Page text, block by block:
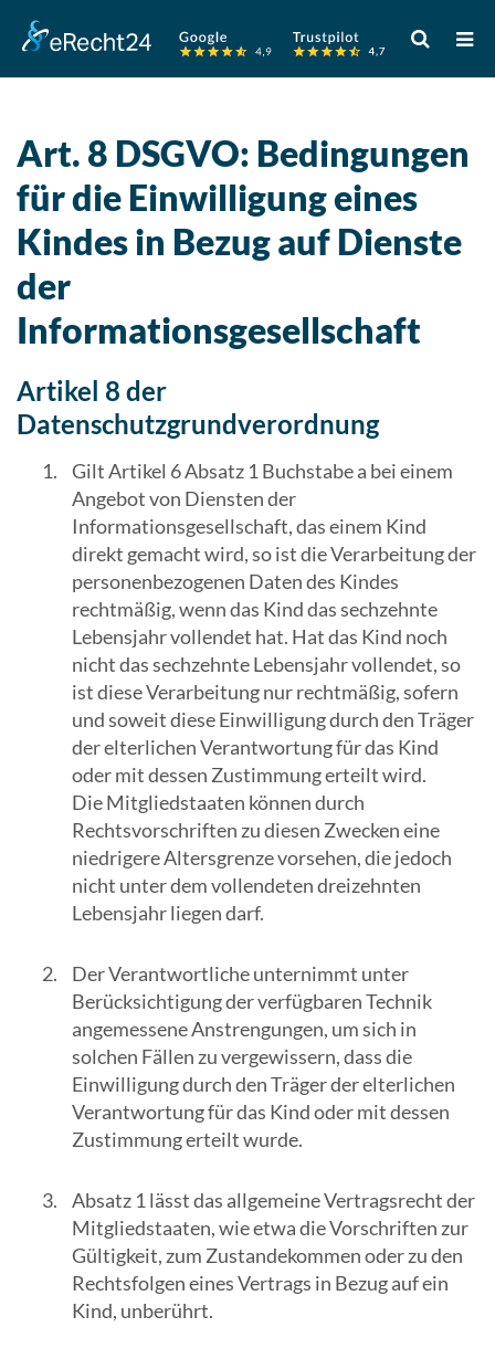
Verwende
die
Pfeile
und
unten,
um
das
zum
zu
gelangen.
Benutzer
von
können
Touch-
und
Art. 8 DSGVO: Bedingungen
für die Einwilligung eines
Kindes in Bezug auf Dienste
der
Informationsgesellschaft
Artikel 8 der
Datenschutzgrundverordnung
Gilt Artikel 6 Absatz 1 Buchstabe a bei einem
Angebot von Diensten der
Informationsgesellschaft, das einem Kind
direkt gemacht wird, so ist die Verarbeitung der
personenbezogenen Daten des Kindes
rechtmäßig, wenn das Kind das sechzehnte
Lebensjahr vollendet hat. Hat das Kind noch
nicht das sechzehnte Lebensjahr vollendet, so
ist diese Verarbeitung nur rechtmäßig, sofern
und soweit diese Einwilligung durch den Träger
der elterlichen Verantwortung für das Kind
oder mit dessen Zustimmung erteilt wird.
Die Mitgliedstaaten können durch
Rechtsvorschriften zu diesen Zwecken eine
niedrigere Altersgrenze vorsehen, die jedoch
nicht unter dem vollendeten dreizehnten
Lebensjahr liegen darf.
Der Verantwortliche unternimmt unter
Berücksichtigung der verfügbaren Technik
angemessene Anstrengungen, um sich in
solchen Fällen zu vergewissern, dass die
Einwilligung durch den Träger der elterlichen
Verantwortung für das Kind oder mit dessen
Zustimmung erteilt wurde.
Absatz 1 lässt das allgemeine Vertragsrecht der
Mitgliedstaaten, wie etwa die Vorschriften zur
Gültigkeit, zum Zustandekommen oder zu den
Rechtsfolgen eines Vertrags in Bezug auf ein
Kind, unberührt.